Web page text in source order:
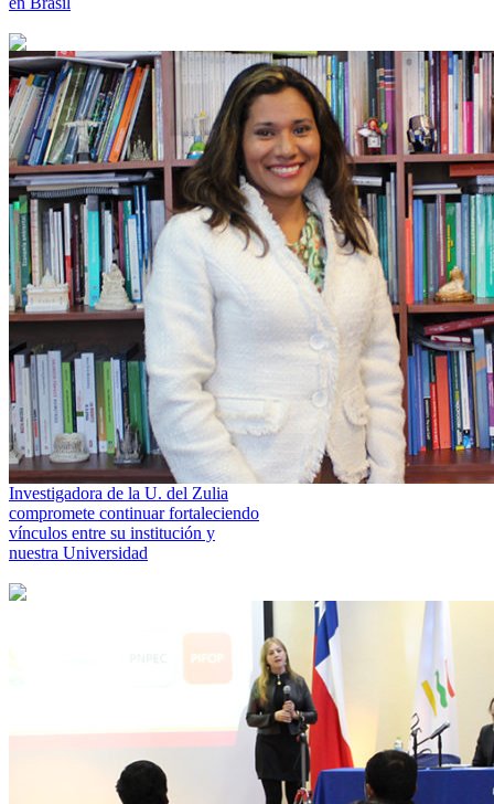
Investigadora de la U. del Zulia
compromete continuar fortaleciendo
vínculos entre su institución y
nuestra Universidad